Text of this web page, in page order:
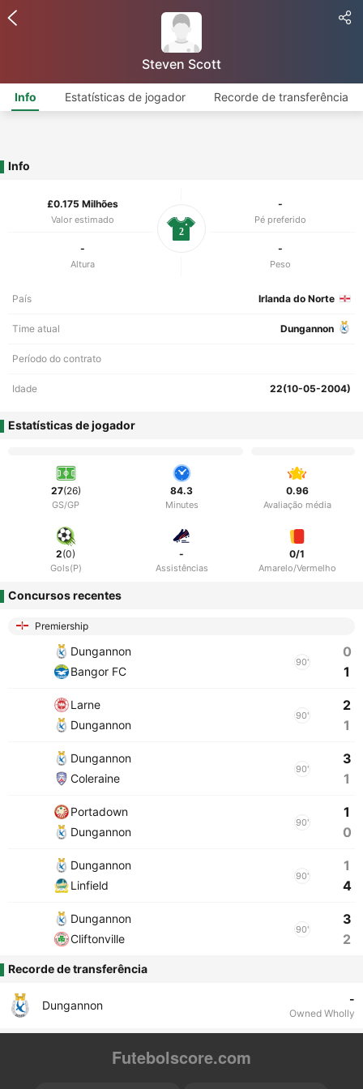
Steven Scott
Info Estatísticas de jogador Recorde de transferência
Info
£0.175 Milhões
Valor estimado
-
Pé preferido
-
Altura
-
Peso
2
País Irlanda do Norte
Time atual Dungannon
Período do contrato
Idade 22(10-05-2004)
Estatísticas de jogador
27(26)
GS/GP
84.3
Minutes
0.96
Avaliação média
2(0)
Gols(P)
-
Assistências
0/1
Amarelo/Vermelho
Concursos recentes
Premiership
Dungannon
Bangor FC
90'
0
1
Larne
Dungannon
90'
2
1
Dungannon
Coleraine
90'
3
1
Portadown
Dungannon
90'
1
0
Dungannon
Linfield
90'
1
4
Dungannon
Cliftonville
90'
3
2
Recorde de transferência
Dungannon -
Owned Wholly
Futebolscore.com